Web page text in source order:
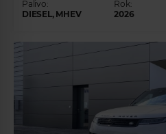
Palivo:
DIESEL, MHEV
Rok:
2026